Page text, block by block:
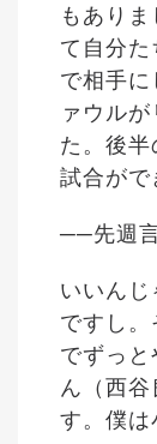
もあり
て自分
で相手
ァウル
た。後
試合がで
──先週
いいん
ですし
でずっ
ん（西
す。僕は